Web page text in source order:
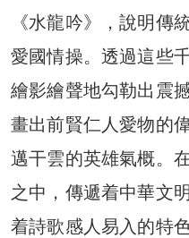
《水龍吟》，說明傳
愛國情操。透過這些
繪影繪聲地勾勒出震
畫出前賢仁人愛物的
邁干雲的英雄氣概。
之中，傳遞着中華文
着詩歌感人易入的特